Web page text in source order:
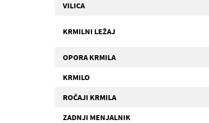
VILICA
KRMILNI LEŽAJ
OPORA KRMILA
KRMILO
ROČAJI KRMILA
ZADNJI MENJALNIK